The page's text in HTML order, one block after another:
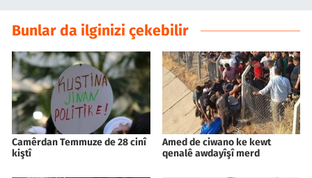
Bunlar da ilginizi çekebilir
Camêrdan Temmuze de 28 cinî
kiştî
Amed de ciwano ke kewt
qenalê awdayîşî merd